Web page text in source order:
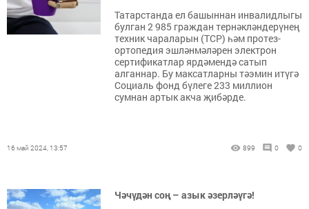
Татарстанда ел башыннан инвалидлыгы
булган 2 985 граждан тернәкләндерүнең
техник чараларын (ТСР) һәм протез-
ортопедия эшләнмәләрен электрон
сертификатлар ярдәмендә сатып
алганнар. Бу максатларны тәэмин итүгә
Социаль фонд бүлеге 233 миллион
сумнан артык акча җибәрде.
16 май 2024, 13:57 899 0 0
Чәчүдән соң – азык әзерләүгә!